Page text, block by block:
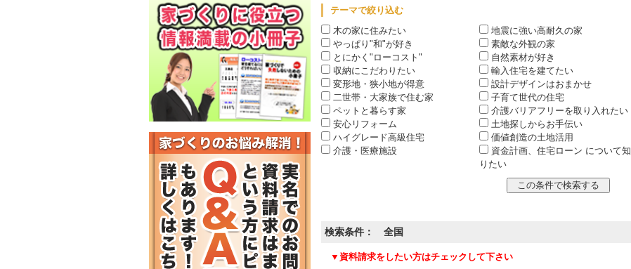
テーマで絞り込む
木の家に住みたい
地震に強い高耐久の家
やっぱり"和"が好き
素敵な外観の家
とにかく"ローコスト"
自然素材が好き
収納にこだわりたい
輸入住宅を建てたい
変形地・狭小地が得意
設計デザインはおまかせ
二世帯・大家族で住む家
子育て世代の住宅
ペットと暮らす家
介護バリアフリーを取り入れたい
安心リフォーム
土地探しからお手伝い
ハイグレード高級住宅
価値創造の土地活用
介護・医療施設
資金計画、住宅ローン について知
りたい
検索条件： 全国
▼資料請求をしたい方はチェックして下さい